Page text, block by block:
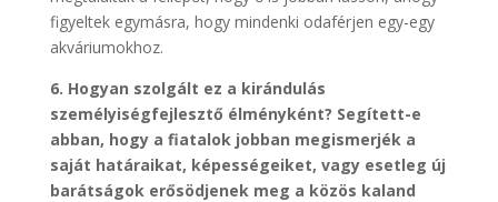
figyeltek egymásra, hogy mindenki odaférjen egy-egy
akváriumokhoz.
6. Hogyan szolgált ez a kirándulás
személyiségfejlesztő élményként? Segített-e
abban, hogy a fiatalok jobban megismerjék a
saját határaikat, képességeiket, vagy esetleg új
barátságok erősödjenek meg a közös kaland